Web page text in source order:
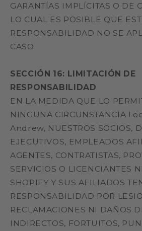
GARANTÍAS IMPLÍCITAS O DE
LO CUAL ES POSIBLE QUE
RESPONSABILIDAD NO SE
CASO.
SECCIÓN 16: LIMITACIÓN DE
RESPONSABILIDAD
EN LA MEDIDA QUE LO
NINGUNA CIRCUNSTANCIA
Andrew, NUESTROS SOCIOS,
EJECUTIVOS, EMPLEADOS
AGENTES, CONTRATISTAS,
SERVICIOS O LICENCIANTES
SHOPIFY Y SUS AFILIADOS
RESPONSABILIDAD POR
RECLAMACIONES NI DAÑOS
INDIRECTOS, FORTUITOS,